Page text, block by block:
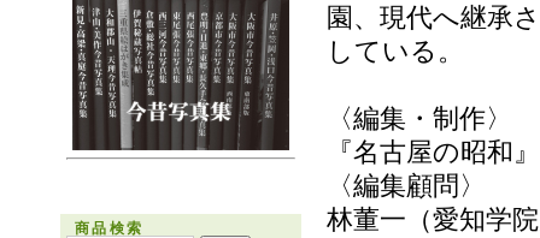
商品検索
園、現代へ継承
している。
〈編集・制作〉
『名古屋の昭和
〈編集顧問〉
林董一（愛知学